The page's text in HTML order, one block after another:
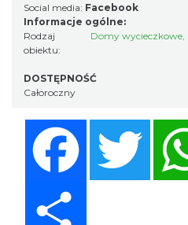
Social media: Facebook
Informacje ogólne:
Rodzaj
obiektu:
Domy wycieczkowe,
DOSTĘPNOŚĆ
Całoroczny